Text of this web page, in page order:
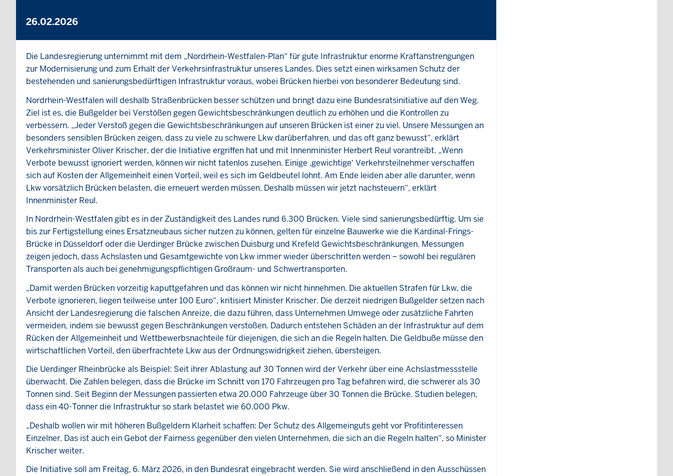
26.02.2026
Die Landesregierung unternimmt mit dem „Nordrhein-Westfalen-Plan“ für gute Infrastruktur enorme Kraftanstrengungen
zur Modernisierung und zum Erhalt der Verkehrsinfrastruktur unseres Landes. Dies setzt einen wirksamen Schutz der
bestehenden und sanierungsbedürftigen Infrastruktur voraus, wobei Brücken hierbei von besonderer Bedeutung sind.
Nordrhein-Westfalen will deshalb Straßenbrücken besser schützen und bringt dazu eine Bundesratsinitiative auf den Weg.
Ziel ist es, die Bußgelder bei Verstößen gegen Gewichtsbeschränkungen deutlich zu erhöhen und die Kontrollen zu
verbessern. „Jeder Verstoß gegen die Gewichtsbeschränkungen auf unseren Brücken ist einer zu viel. Unsere Messungen an
besonders sensiblen Brücken zeigen, dass zu viele zu schwere Lkw darüberfahren, und das oft ganz bewusst“, erklärt
Verkehrsminister Oliver Krischer, der die Initiative ergriffen hat und mit Innenminister Herbert Reul vorantreibt. „Wenn
Verbote bewusst ignoriert werden, können wir nicht tatenlos zusehen. Einige ‚gewichtige‘ Verkehrsteilnehmer verschaffen
sich auf Kosten der Allgemeinheit einen Vorteil, weil es sich im Geldbeutel lohnt. Am Ende leiden aber alle darunter, wenn
Lkw vorsätzlich Brücken belasten, die erneuert werden müssen. Deshalb müssen wir jetzt nachsteuern“, erklärt
Innenminister Reul.
In Nordrhein-Westfalen gibt es in der Zuständigkeit des Landes rund 6.300 Brücken. Viele sind sanierungsbedürftig. Um sie
bis zur Fertigstellung eines Ersatzneubaus sicher nutzen zu können, gelten für einzelne Bauwerke wie die Kardinal-Frings-
Brücke in Düsseldorf oder die Uerdinger Brücke zwischen Duisburg und Krefeld Gewichtsbeschränkungen. Messungen
zeigen jedoch, dass Achslasten und Gesamtgewichte von Lkw immer wieder überschritten werden – sowohl bei regulären
Transporten als auch bei genehmigungspflichtigen Großraum- und Schwertransporten.
„Damit werden Brücken vorzeitig kaputtgefahren und das können wir nicht hinnehmen. Die aktuellen Strafen für Lkw, die
Verbote ignorieren, liegen teilweise unter 100 Euro“, kritisiert Minister Krischer. Die derzeit niedrigen Bußgelder setzen nach
Ansicht der Landesregierung die falschen Anreize, die dazu führen, dass Unternehmen Umwege oder zusätzliche Fahrten
vermeiden, indem sie bewusst gegen Beschränkungen verstoßen. Dadurch entstehen Schäden an der Infrastruktur auf dem
Rücken der Allgemeinheit und Wettbewerbsnachteile für diejenigen, die sich an die Regeln halten. Die Geldbuße müsse den
wirtschaftlichen Vorteil, den überfrachtete Lkw aus der Ordnungswidrigkeit ziehen, übersteigen.
Die Uerdinger Rheinbrücke als Beispiel: Seit ihrer Ablastung auf 30 Tonnen wird der Verkehr über eine Achslastmessstelle
überwacht. Die Zahlen belegen, dass die Brücke im Schnitt von 170 Fahrzeugen pro Tag befahren wird, die schwerer als 30
Tonnen sind. Seit Beginn der Messungen passierten etwa 20.000 Fahrzeuge über 30 Tonnen die Brücke. Studien belegen,
dass ein 40-Tonner die Infrastruktur so stark belastet wie 60.000 Pkw.
„Deshalb wollen wir mit höheren Bußgeldern Klarheit schaffen: Der Schutz des Allgemeinguts geht vor Profitinteressen
Einzelner. Das ist auch ein Gebot der Fairness gegenüber den vielen Unternehmen, die sich an die Regeln halten“, so Minister
Krischer weiter.
Die Initiative soll am Freitag, 6. März 2026, in den Bundesrat eingebracht werden. Sie wird anschließend in den Ausschüssen